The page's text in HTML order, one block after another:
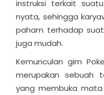
instruksi terkait
nyata, sehingga
paham terhadap
juga mudah.
Kemunculan gim
merupakan sebuah
yang membuka